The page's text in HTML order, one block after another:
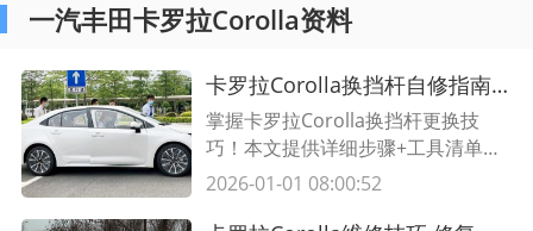
一汽丰田卡罗拉Corolla资料
卡罗拉Corolla换挡杆自修指南｜5步轻松更换维修技巧
掌握卡罗拉Corolla换挡杆更换技
巧！本文提供详细步骤+工具清单，
附维修表格对比常见问题，新手也能
2026-01-01 08:00:52